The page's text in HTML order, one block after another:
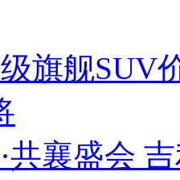
旗舰SUV
共襄盛会